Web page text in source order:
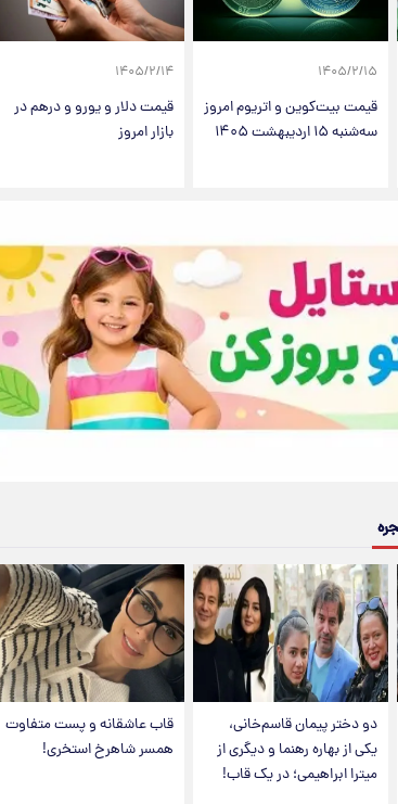
۱۴۰۵/۲/۱۵
قیمت بیت‌کوین و اتریوم امروز
سه‌شنبه ۱۵ اردیبهشت ۱۴۰۵
۱۴۰۵/۲/۱۴
قیمت دلار و یورو و درهم در
بازار امروز
دو دختر پیمان قاسم‌خانی،
یکی از بهاره رهنما و دیگری از
میترا ابراهیمی؛ در یک قاب!
قاب عاشقانه و پست متفاوت
همسر شاهرخ استخری!